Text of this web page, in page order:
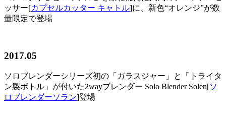
ッサー[カプセルカッター キャトル]に、新色“オレンジ”が数
量限定で登場
2017.05
ソロブレンダーシリーズ初の「ガラスジャー」と「トライタ
ン製ボトル」が付いた2wayブレンダー Solo Blender Solen[ソ
ロブレンダーソラン]登場